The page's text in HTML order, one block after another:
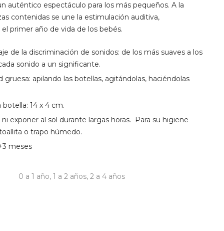
auténtico espectáculo para los más pequeños. A la
contenidas se une la estimulación auditiva,
primer año de vida de los bebés.
de la discriminación de sonidos: de los más suaves a los
sonido a un significante.
apilando las botellas, agitándolas, haciéndolas
14 x 4 cm.
exponer al sol durante largas horas.
Para su higiene
o trapo húmedo.
meses
0 a 1 año, 1 a 2 años, 2 a 4 años